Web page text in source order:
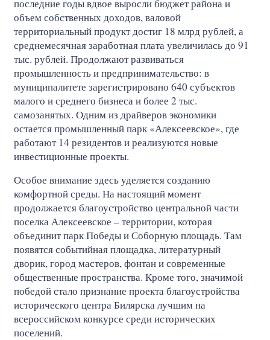
последние годы вдвое выросли бюджет района и
объем собственных доходов, валовой
территориальный продукт достиг 18 млрд рублей, а
среднемесячная заработная плата увеличилась до 91
тыс. рублей. Продолжают развиваться
промышленность и предпринимательство: в
муниципалитете зарегистрировано 640 субъектов
малого и среднего бизнеса и более 2 тыс.
самозанятых. Одним из драйверов экономики
остается промышленный парк «Алексеевское», где
работают 14 резидентов и реализуются новые
инвестиционные проекты.
Особое внимание здесь уделяется созданию
комфортной среды. На настоящий момент
продолжается благоустройство центральной части
поселка Алексеевское – территории, которая
объединит парк Победы и Соборную площадь. Там
появятся событийная площадка, литературный
дворик, город мастеров, фонтан и современные
общественные пространства. Кроме того, значимой
победой стало признание проекта благоустройства
исторического центра Билярска лучшим на
всероссийском конкурсе среди исторических
поселений.